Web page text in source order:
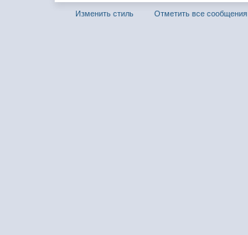
Изменить стиль Отметить все